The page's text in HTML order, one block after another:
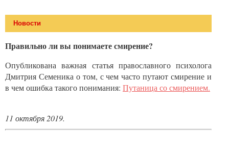
Новости
Правильно ли вы понимаете смирение?
Опубликована важная статья православного психолога
Дмитрия Семеника о том, с чем часто путают смирение и
в чем ошибка такого понимания: Путаница со смирением.
11 октября 2019.